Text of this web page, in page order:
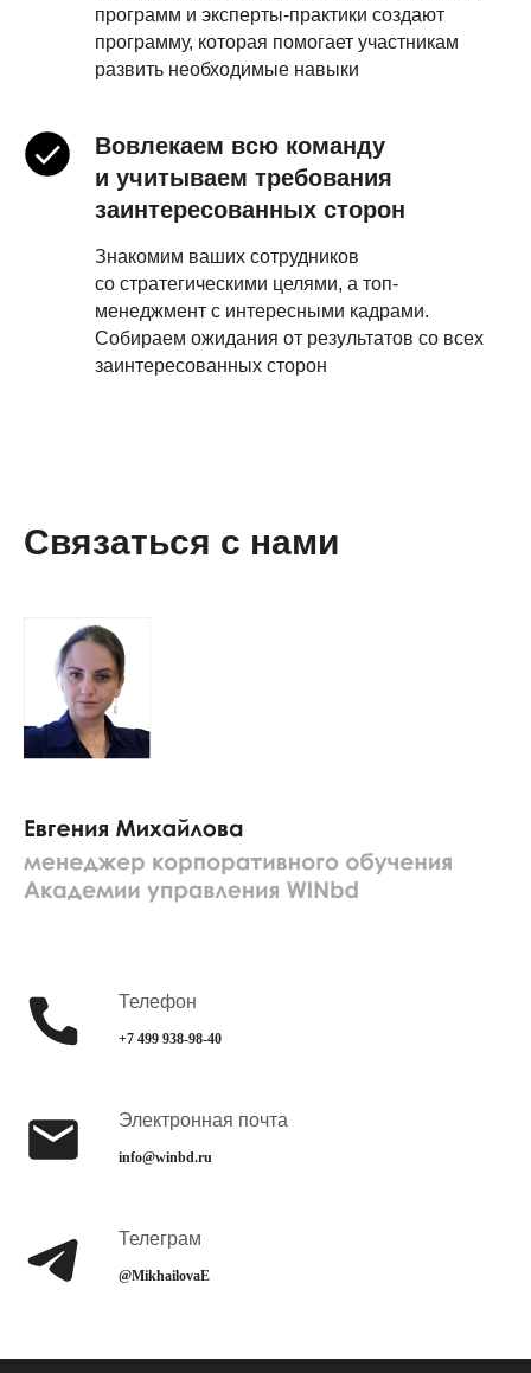
программ и эксперты-практики создают
программу, которая помогает участникам
развить необходимые навыки
Вовлекаем всю команду
и учитываем требования
заинтересованных сторон
Знакомим ваших сотрудников
со стратегическими целями, а топ-
менеджмент с интересными кадрами.
Собираем ожидания от результатов со всех
заинтересованных сторон
Связаться с нами
Телефон
+7 499 938-98-40
Электронная почта
info@winbd.ru
Телеграм
@MikhailovaE